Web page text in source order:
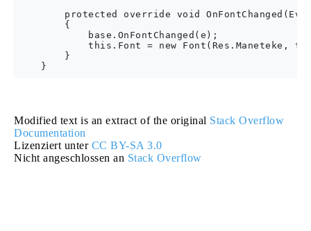
protected override void
        {
            base.OnFontChanged(e);
this.Font = new Font(Res.Maneteke,
        }
Modified text is an extract of the original Stack Overflow
Documentation
Lizenziert unter CC BY-SA 3.0
Nicht angeschlossen an Stack Overflow